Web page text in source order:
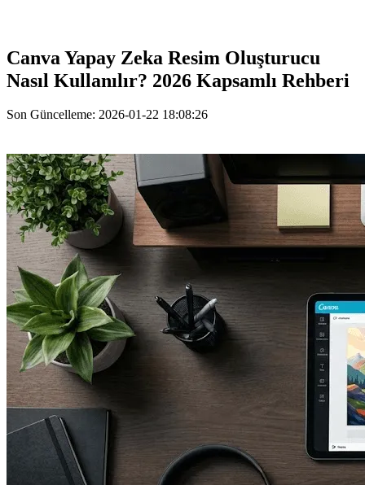
Canva Yapay Zeka Resim Oluşturucu
Nasıl Kullanılır? 2026 Kapsamlı Rehberi
Son Güncelleme: 2026-01-22 18:08:26